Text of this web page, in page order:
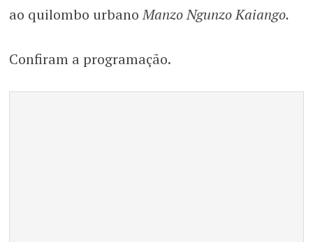
ao quilombo urbanoManzo Ngunzo Kaiango.
Confiram a programação.